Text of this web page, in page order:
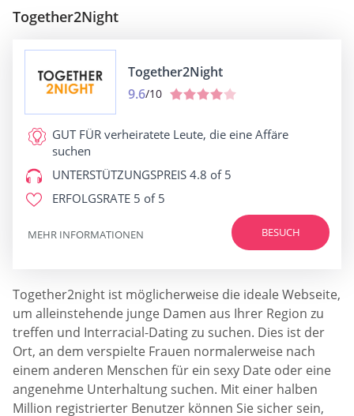
Together2Night
Together2Night
9.6/10
GUT FÜR verheiratete Leute, die eine Affäre
suchen
UNTERSTÜTZUNGSPREIS 4.8 of 5
ERFOLGSRATE 5 of 5
BESUCH
MEHR INFORMATIONEN
Together2night ist möglicherweise die ideale Webseite,
um alleinstehende junge Damen aus Ihrer Region zu
treffen und Interracial-Dating zu suchen. Dies ist der
Ort, an dem verspielte Frauen normalerweise nach
einem anderen Menschen für ein sexy Date oder eine
angenehme Unterhaltung suchen. Mit einer halben
Million registrierter Benutzer können Sie sicher sein,